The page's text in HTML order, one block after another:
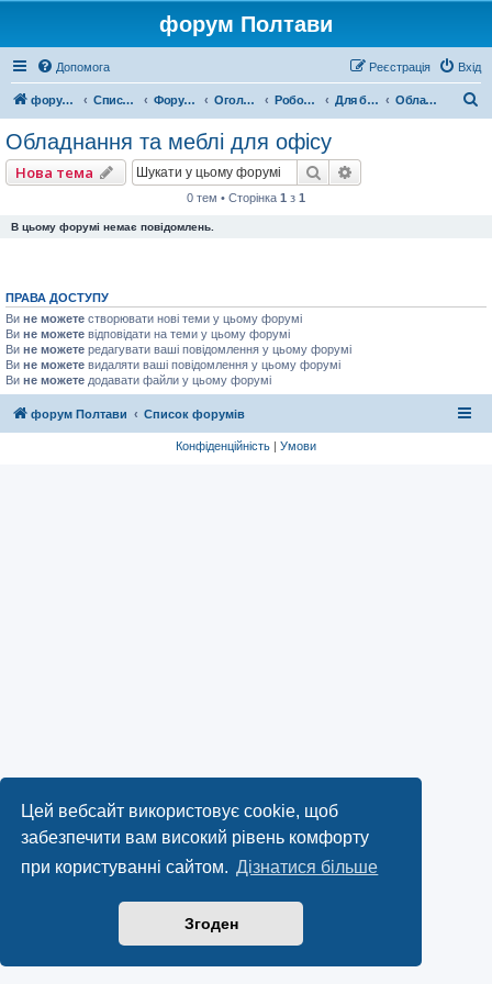
Цей вебсайт використовує cookie, щоб
забезпечити вам високий рівень комфорту
при користуванні сайтом. Дізнатися більше
Згоден
форум Полтави
Допомога Вхід
Реєстрація
форум Полтави Список форумів Форум міста Полтава Оголошення міста Полтава Робота, Послуги, Бізнес Для бізнесу Обладнання та меблі для офісу
Обладнання та меблі для офісу
Нова тема Пошук
0 тем • Сторінка 1 з 1
В цьому форумі немає повідомлень.
ПРАВА ДОСТУПУ
Ви не можете створювати нові теми у цьому форумі
Ви не можете відповідати на теми у цьому форумі
Ви не можете редагувати ваші повідомлення у цьому форумі
Ви не можете видаляти ваші повідомлення у цьому форумі
Ви не можете додавати файли у цьому форумі
форум Полтави Список форумів
Конфіденційність | Умови